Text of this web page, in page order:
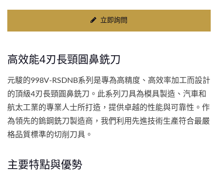
立即詢問
高效能4刃長頸圓鼻銑刀
元駿的998V-RSDNB系列是專為高精度、高效率加工而設計
的頂級4刃長頸圓鼻銑刀。此系列刀具為模具製造、汽車和
航太工業的專業人士所打造，提供卓越的性能與可靠性。作
為領先的鎢鋼銑刀製造商，我們利用先進技術生產符合最嚴
格品質標準的切削刀具。
主要特點與優勢